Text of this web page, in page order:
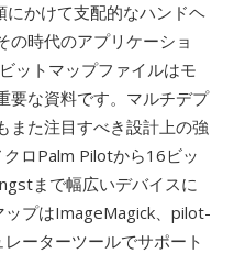
かけて支配的なハンドヘ
の時代のアプリケーショ
ットマップファイルはモ
要な資料です。マルチデプ
また注目すべき設計上の強
ロPalm Pilotから16ビッ
まで幅広いデバイスに
ップはImageMagick、pilot-
ーターツールでサポート